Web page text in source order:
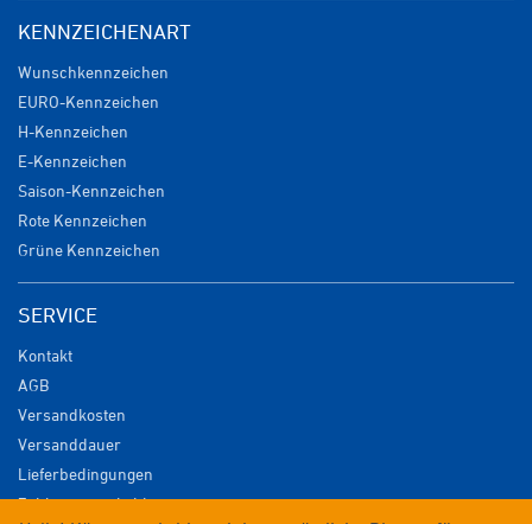
KENNZEICHENART
Wunschkennzeichen
EURO-Kennzeichen
H-Kennzeichen
E-Kennzeichen
Saison-Kennzeichen
Rote Kennzeichen
Grüne Kennzeichen
SERVICE
Kontakt
AGB
Versandkosten
Versanddauer
Lieferbedingungen
Zahlungsmöglichkeiten